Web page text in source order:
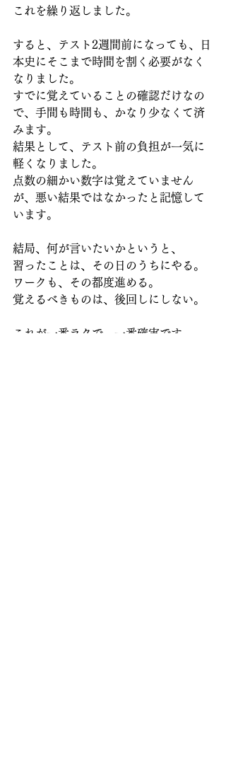
これを繰り返しました。
すると、テスト2週間前になっても、日
本史にそこまで時間を割く必要がなく
なりました。
すでに覚えていることの確認だけなの
で、手間も時間も、かなり少なくて済
みます。
結果として、テスト前の負担が一気に
軽くなりました。
点数の細かい数字は覚えていません
が、悪い結果ではなかったと記憶して
います。
結局、何が言いたいかというと、
習ったことは、その日のうちにやる。
ワークも、その都度進める。
覚えるべきものは、後回しにしない。
これが一番ラクで、一番確実です。